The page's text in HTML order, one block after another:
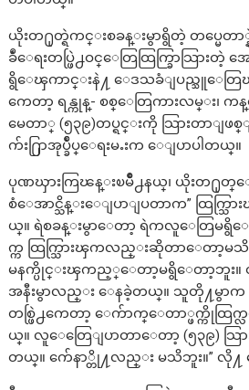
ယိုးတ႐ုတ္ရဲကင္းစခန္းမွာရွိတဲ့ တပ္မေတာ္နဲ
ခဳံေရးတပ္ဖြဲ႕ဝင္ေတြထြက္ခြာသြာ
ရွိေၾကာင္းနဲ႔ ေဒသခံျပည္သူေတြ
ကေတာ့ ရန္ကုန္- စစ္ေတြကားလမ္း၊ က
မေတာ္ (၅၃၉)တပ္ရင္းကို သြားတာျဖ
က်း႐ြာအုပ္ခ်ဳပ္ေရးမႉးက ေျပာပါတယ္။
ပုဏၰားကြၽန္းၿမိဳ႕နယ္၊ ယိုးတ႐ုတ္ေက်း
စံေအာင္သိန္းေျပာျပတာက” ထြက္သြ
ယ္။ ရဲစခန္းမွာေတာ့ ရဲကလူေတြမရွိေ
က္က ထြက္သြားၾကလည္းဆိုတာေတာ့မ
မနက္ပိုင္းၾကည့္ေတာ့မရွိေတာ့ဘူး။ တ
အနီးမွာလည္း ေနခဲ့တယ္။ သူတို႔မွာက
တစ္ဖြဲ႕ကေတာ့ ေက်ာက္ေတာ္ဖက္ကိုထြက္လ
ယ္။ လူေတြေျပာတာေတာ့ (၅၃၉) သြ
တယ္။ က်ေနာ္တို႔လည္း မသိဘူး။” လို႔